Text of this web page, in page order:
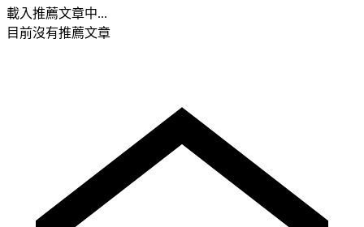
載入推薦文章中...
目前沒有推薦文章